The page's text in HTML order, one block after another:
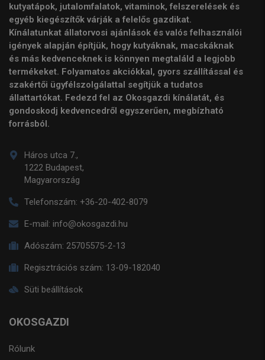
kutyatápok, jutalomfalatok, vitaminok, felszerelések és
egyéb kiegészítők várják a felelős gazdikat.
Kínálatunkat állatorvosi ajánlások és valós felhasználói
igények alapján építjük, hogy kutyáknak, macskáknak
és más kedvenceknek is könnyen megtaláld a legjobb
termékeket. Folyamatos akciókkal, gyors szállítással és
szakértői ügyfélszolgálattal segítjük a tudatos
állattartókat. Fedezd fel az Okosgazdi kínálatát, és
gondoskodj kedvencedről egyszerűen, megbízható
forrásból.
Háros utca 7.,
1222 Budapest,
Magyarország
Telefonszám: +36-20-402-8079
E-mail: info@okosgazdi.hu
Adószám: 25705575-2-13
Regisztrációs szám: 13-09-182040
Süti beállítások
OKOSGAZDI
Rólunk